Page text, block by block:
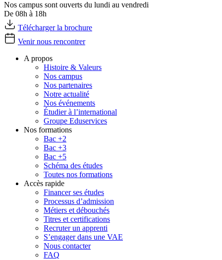
Nos campus sont ouverts du lundi au vendredi
De 08h à 18h
Télécharger la brochure
Venir nous rencontrer
A propos
Histoire & Valeurs
Nos campus
Nos partenaires
Notre actualité
Nos événements
Étudier à l’international
Groupe Eduservices
Nos formations
Bac +2
Bac +3
Bac +5
Schéma des études
Toutes nos formations
Accès rapide
Financer ses études
Processus d’admission
Métiers et débouchés
Titres et certifications
Recruter un apprenti
S’engager dans une VAE
Nous contacter
FAQ